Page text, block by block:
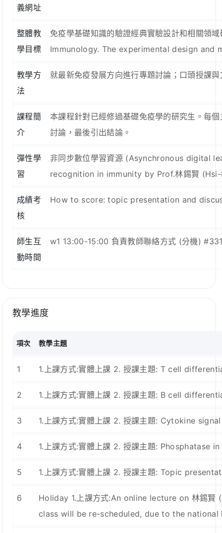
義網址
整體教
學目標
免疫學基礎知識的驗證經典實驗設計和相關
Immunology. The experimental design
教學方
法
就最新免疫發展方向進行專題討論；口頭授
課程簡
介
本課程針對已經修過基礎免疫學的研究生。每
討論，最後引出結論。
彈性學
習
非同步數位學習資源 (Asynchronous digital
recognition in immunity by Prof.林錫賢
成績考
核
How to score: topic presentation and
師生互
動時間
w1 13:00-15:00 負責教師聯絡方式 (分機)
教學進度
項次 教學主題
1 1.上課方式:實體上課 2. 授課主題: T cell
2 1.上課方式:實體上課 2. 授課主題: B cell
3 1.上課方式:實體上課 2. 授課主題: Cytokine
4 1.上課方式:實體上課 2. 授課主題:
5 1.上課方式:實體上課 2. 授課主題: Topic
6
Holiday 1.上課方式:An online lecture on 林錫
class will be re-scheduled, due to the